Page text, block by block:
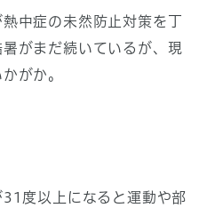
中症の未然防止対策を丁
がまだ続いているが、現
がか。
度以上になると運動や部